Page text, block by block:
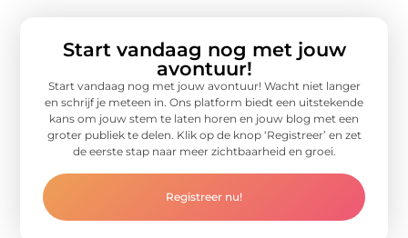
Start vandaag nog met jouw
avontuur!
Start vandaag nog met jouw avontuur! Wacht niet langer
en schrijf je meteen in. Ons platform biedt een uitstekende
kans om jouw stem te laten horen en jouw blog met een
groter publiek te delen. Klik op de knop ‘Registreer’ en zet
de eerste stap naar meer zichtbaarheid en groei.
Registreer nu!